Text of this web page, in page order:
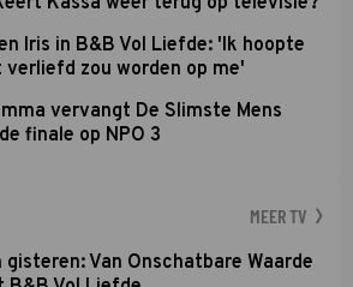
Iris in B&B Vol Liefde: 'Ik hoopte
zou worden op me'
vervangt De Slimste Mens
finale op NPO 3
MEER TV
gisteren: Van Onschatbare Waarde